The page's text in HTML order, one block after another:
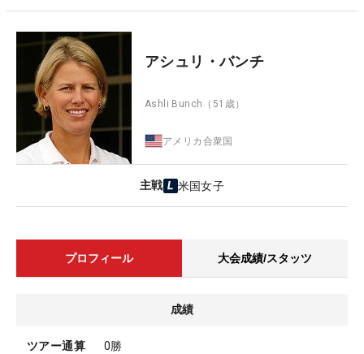
アシュリ・バンチ
Ashli Bunch （51歳）
アメリカ合衆国
主戦 米国女子
プロフィール 大会成績/スタッツ
成績
ツアー通算 0勝